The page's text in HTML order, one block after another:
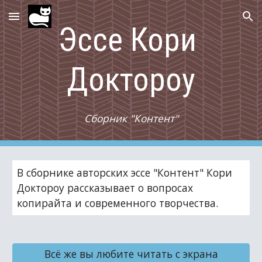
Skip to main content Skip to navigation
Эссе Кори
Доктороу
Сборник "Контент"
В сборнике авторских эссе "Контент" Кори
Доктороу рассказывает о вопросах
копирайта и современного творчества.
Всё же вы любите читать с экрана